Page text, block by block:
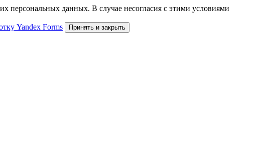
персональных данных. В случае несогласия с этими условиями
Yandex Forms Принять и закрыть